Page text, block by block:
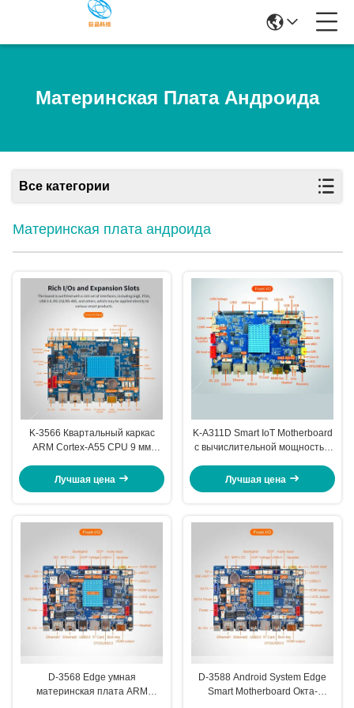
Материнская Плата Андроида
Все категории
Материнская плата андроида
K-3566 Квартальный каркас
ARM Cortex-A55 CPU 9 мм
умных торговых автоматов
Лучшая цена
K-A311D Smart IoT Motherboard
с вычислительной мощностью
128 ГБ хранилища
Лучшая цена
D-3568 Edge умная
материнская плата ARM
D-3588 Android System Edge
Smart Motherboard Окта-